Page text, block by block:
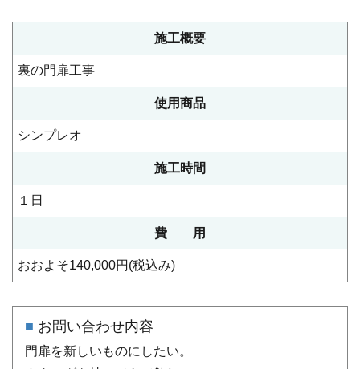
施⼯概要
裏の門扉工事
使用商品
シンプレオ
施⼯時間
１日
費 ⽤
おおよそ140,000円(税込み)
■ お問い合わせ内容
門扉を新しいものにしたい。